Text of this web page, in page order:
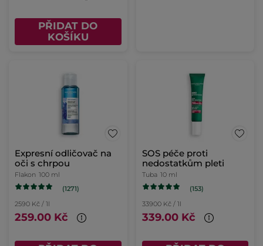
PŘIDAT DO
KOŠÍKU
Expresní odličovač na
oči s chrpou
Flakon 100 ml
(1271)
2590 Kč / 1l
259.00 Kč
SOS péče proti
nedostatkům pleti
Tuba 10 ml
(153)
33900 Kč / 1l
339.00 Kč